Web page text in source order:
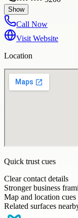
Show
Call Now
Visit Website
Location
Quick trust cues
Clear contact details
Stronger business
Map and location cues
Related surfaces